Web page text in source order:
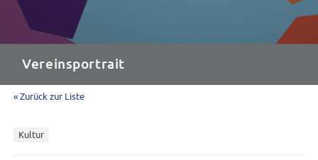
Vereinsportrait
« Zurück zur Liste
Kultur